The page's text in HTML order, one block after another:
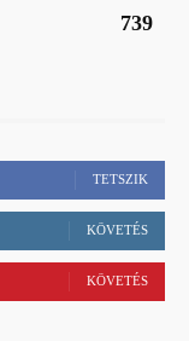
739
TETSZIK
KÖVETÉS
KÖVETÉS